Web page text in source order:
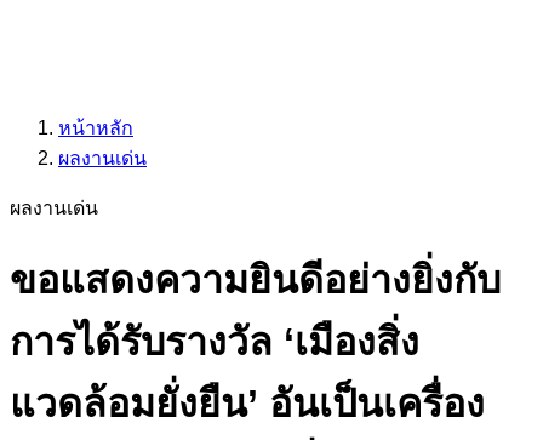
หน้าหลัก
ผลงานเด่น
ผลงานเด่น
ขอแสดงความยินดีอย่างยิ่งกับ
การได้รับรางวัล ‘เมืองสิ่ง
แวดล้อมยั่งยืน’ อันเป็นเครื่อง